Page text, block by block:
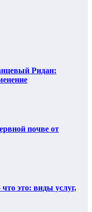
Ридан:
почве от
это: виды услуг,